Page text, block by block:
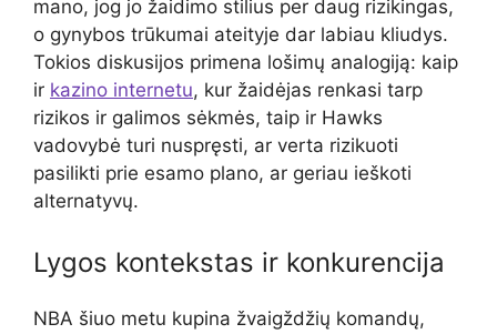
mano, jog jo žaidimo stilius per daug rizikingas,
o gynybos trūkumai ateityje dar labiau kliudys.
Tokios diskusijos primena lošimų analogiją: kaip
ir kazino internetu, kur žaidėjas renkasi tarp
rizikos ir galimos sėkmės, taip ir Hawks
vadovybė turi nuspręsti, ar verta rizikuoti
pasilikti prie esamo plano, ar geriau ieškoti
alternatyvų.
Lygos kontekstas ir konkurencija
NBA šiuo metu kupina žvaigždžių komandų,